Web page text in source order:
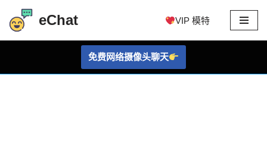
跳
容
eChat VIP 模特
免费网络摄像头聊天